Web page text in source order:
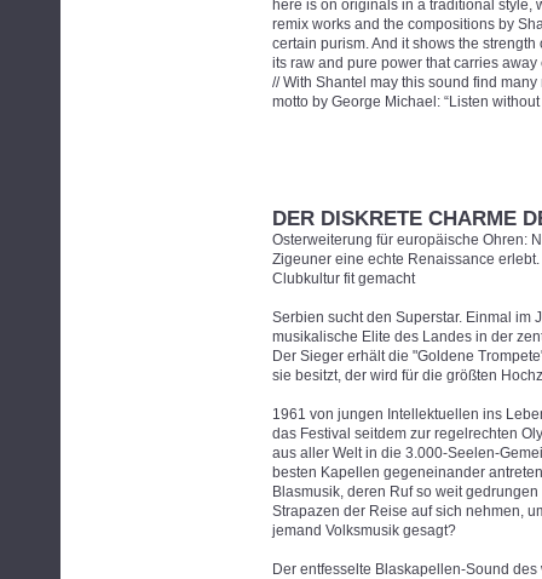
here is on originals in a traditional style,
remix works and the compositions by
certain purism. And it shows the
its raw and pure power that carries
// With Shantel may this sound find
motto by George Michael: “Listen
DER DISKRETE CHARME
Osterweiterung für europäische Ohren:
Zigeuner eine echte Renaissance
Clubkultur fit gemacht
Serbien sucht den Superstar. Einmal im
musikalische Elite des Landes in der
Der Sieger erhält die "Goldene
sie besitzt, der wird für die größten
1961 von jungen Intellektuellen ins
das Festival seitdem zur regelrechten
aus aller Welt in die 3.000-Seelen-
besten Kapellen gegeneinander
Blasmusik, deren Ruf so weit
Strapazen der Reise auf sich nehmen,
jemand Volksmusik gesagt?
Der entfesselte Blaskapellen-Sound